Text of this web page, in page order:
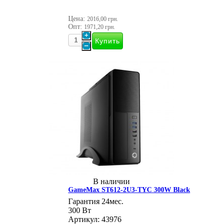
Цена: 2016,00 грн.
Опт: 1971,20 грн.
В наличии
GameMax ST612-2U3-TYC 300W Black
Гарантия 24мес.
300 Вт
Артикул: 43976